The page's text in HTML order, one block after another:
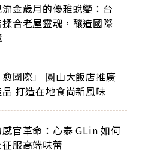
金歲月的優雅蛻變：台
合老屋靈魂，釀造國際
愈國際」 圓山大飯店推廣
打造在地食尚新風味
官革命：心泰 GLin 如何
服高端味蕾